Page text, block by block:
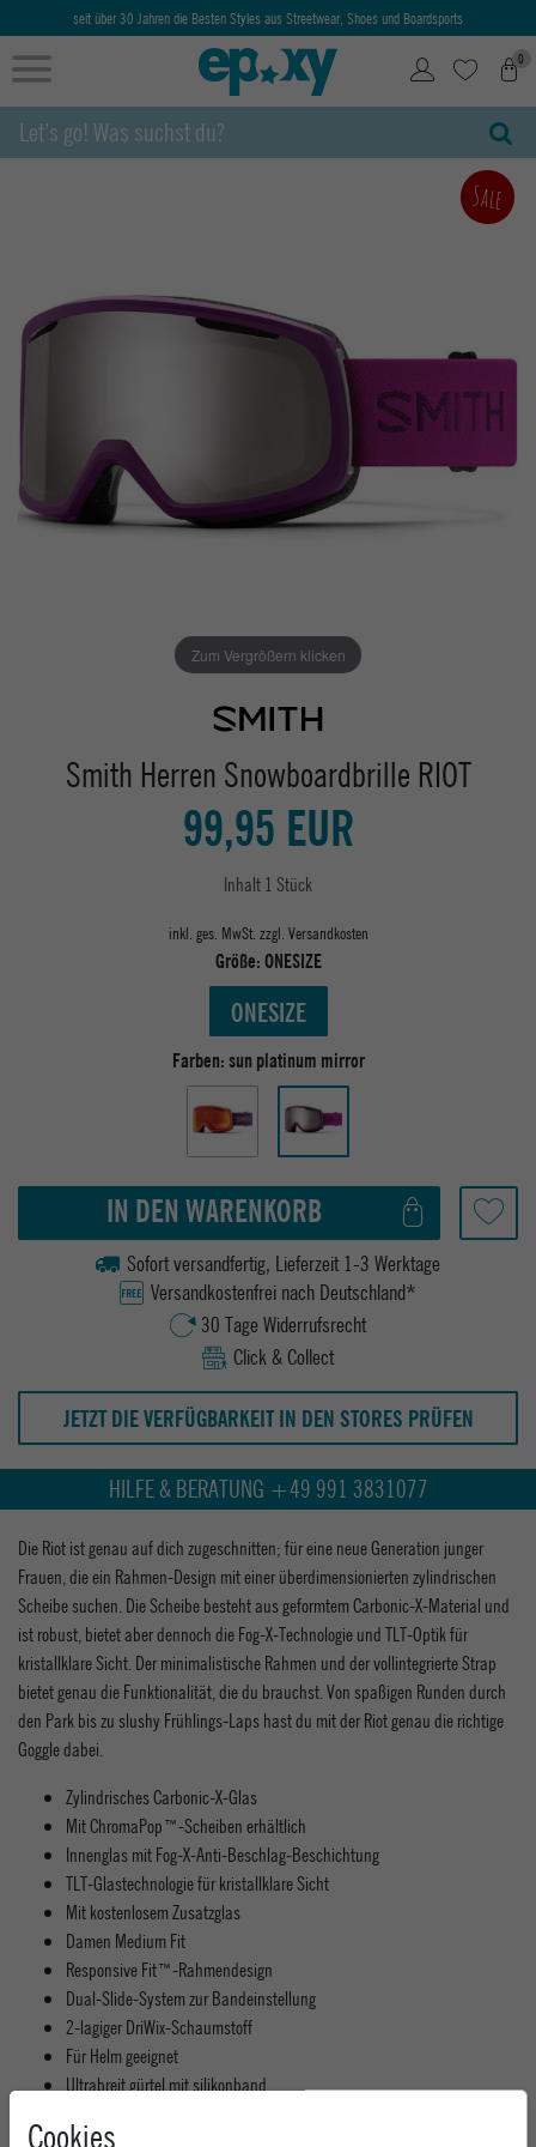
seit über 30 Jahren die Besten Styles aus Streetwear, Shoes und Boardsports
0
Zum Vergrößern klicken
Sale
Smith Herren Snowboardbrille RIOT
99,95 EUR
Inhalt 1 Stück
inkl. ges. MwSt. zzgl. Versandkosten
Größe:ONESIZE
ONESIZE
Farben:sun platinum mirror
IN DEN WARENKORB
Sofort versandfertig, Lieferzeit 1-3 Werktage
Versandkostenfrei nach Deutschland*
30 Tage Widerrufsrecht
Click & Collect
JETZT DIE VERFÜGBARKEIT IN DEN STORES PRÜFEN
HILFE & BERATUNG +49 991 3831077
Die Riot ist genau auf dich zugeschnitten; für eine neue Generation junger
Frauen, die ein Rahmen-Design mit einer überdimensionierten zylindrischen
Scheibe suchen. Die Scheibe besteht aus geformtem Carbonic-X-Material und
ist robust, bietet aber dennoch die Fog-X-Technologie und TLT-Optik für
kristallklare Sicht. Der minimalistische Rahmen und der vollintegrierte Strap
bietet genau die Funktionalität, die du brauchst. Von spaßigen Runden durch
den Park bis zu slushy Frühlings-Laps hast du mit der Riot genau die richtige
Goggle dabei.
Zylindrisches Carbonic-X-Glas
Mit ChromaPop™-Scheiben erhältlich
Innenglas mit Fog-X-Anti-Beschlag-Beschichtung
TLT-Glastechnologie für kristallklare Sicht
Mit kostenlosem Zusatzglas
Damen Medium Fit
Responsive Fit™-Rahmendesign
Dual-Slide-System zur Bandeinstellung
2-lagiger DriWix-Schaumstoff
Für Helm geeignet
Ultrabreit gürtel mit silikonband
Ersatzglas Gelb
Cookies